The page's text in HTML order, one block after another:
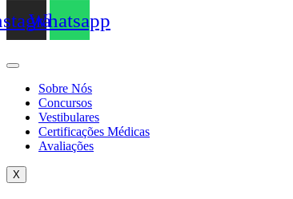
Whatsapp
Sobre Nós
Concursos
Vestibulares
Certificações Médicas
Avaliações
X